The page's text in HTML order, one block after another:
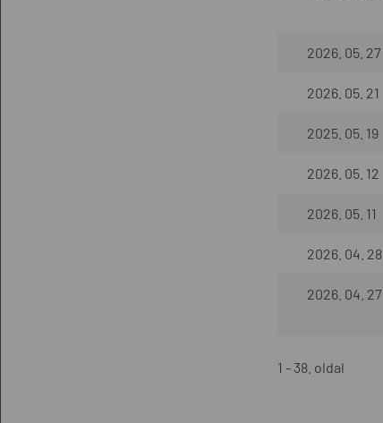
2026. 05. 27
2026. 05. 21
2025. 05. 19
2026. 05. 12
2026. 05. 11
2026. 04. 28
2026. 04. 27
1 - 38. oldal